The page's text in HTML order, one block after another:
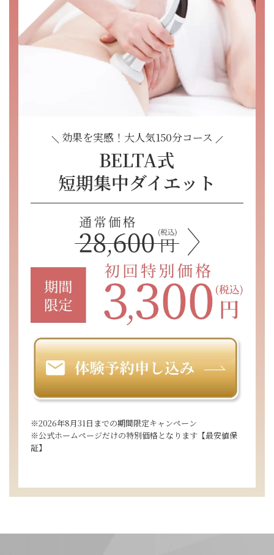
効果を実感！大人気150分コース
BELTA式
短期集中ダイエット
※2026年8月31日までの期間限定キャンペーン
※公式ホームページだけの特別価格となります【最安値保
証】